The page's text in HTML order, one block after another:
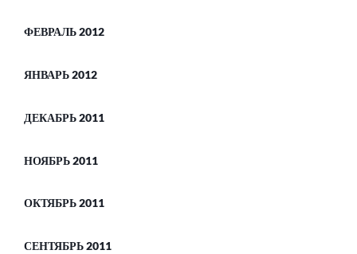
ФЕВРАЛЬ 2012
ЯНВАРЬ 2012
ДЕКАБРЬ 2011
НОЯБРЬ 2011
ОКТЯБРЬ 2011
СЕНТЯБРЬ 2011